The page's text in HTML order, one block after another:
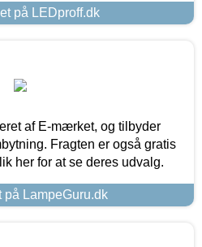
på LEDproff.dk
af E-mærket, og tilbyder
Fragten er også gratis
her for at se deres udvalg.
på LampeGuru.dk